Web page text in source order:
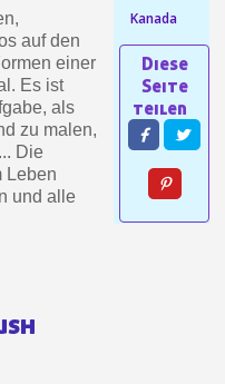
10€ Einkaufsgutschein
Zahlung in 4x gebührenfrei
auf den
einer
Es ist
als
zu malen,
Die
Leben
und alle
Kanada